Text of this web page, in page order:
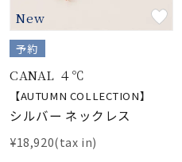
New
予約
CANAL ４℃
【AUTUMN COLLECTION】
シルバー ネックレス
¥18,920(tax in)